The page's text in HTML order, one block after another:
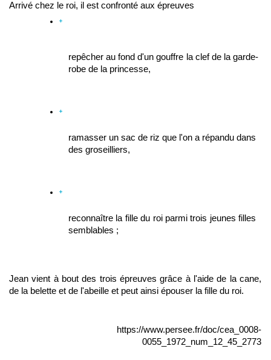
Arrivé chez le roi, il est confronté aux épreuves
repêcher au fond d'un gouffre la clef de la garde-
robe de la princesse,
ramasser un sac de riz que l'on a répandu dans
des groseilliers,
reconnaître la fille du roi parmi trois jeunes filles
semblables ;
Jean vient à bout des trois épreuves grâce à l'aide de la cane,
de la belette et de l'abeille et peut ainsi épouser la fille du roi.
https://www.persee.fr/doc/cea_0008-
0055_1972_num_12_45_2773